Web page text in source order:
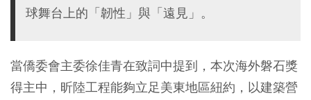
球舞台上的「韌性」與「遠見」。
當僑委會主委徐佳青在致詞中提到，本次海外磐石獎
得主中，昕陸工程能夠立足美東地區紐約，以建築營